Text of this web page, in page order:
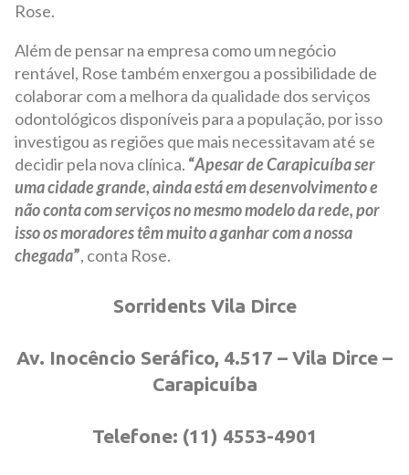
Rose.
Além de pensar na empresa como um negócio
rentável, Rose também enxergou a possibilidade de
colaborar com a melhora da qualidade dos serviços
odontológicos disponíveis para a população, por isso
investigou as regiões que mais necessitavam até se
decidir pela nova clínica. “Apesar de Carapicuíba ser
uma cidade grande, ainda está em desenvolvimento e
não conta com serviços no mesmo modelo da rede, por
isso os moradores têm muito a ganhar com a nossa
chegada”, conta Rose.
Sorridents Vila Dirce
Av. Inocêncio Seráfico, 4.517 – Vila Dirce –
Carapicuíba
Telefone: (11) 4553-4901